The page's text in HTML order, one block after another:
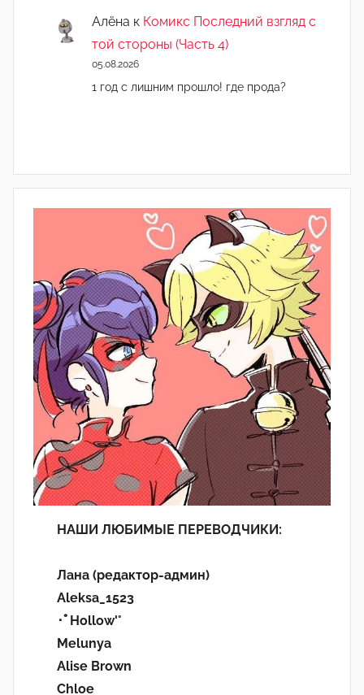
Алёна к Комикс Последний взгляд с
той стороны (Часть 4)
05.08.2026
1 год с лишним прошло! где прода?
НАШИ ЛЮБИМЫЕ ПЕРЕВОДЧИКИ:
Лана (редактор-админ)
Aleksa_1523
･ﾟHollow'°
Melunya
Alise Brown
Chloe